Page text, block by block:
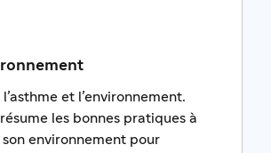
et l’environnement.
les bonnes pratiques à
environnement pour